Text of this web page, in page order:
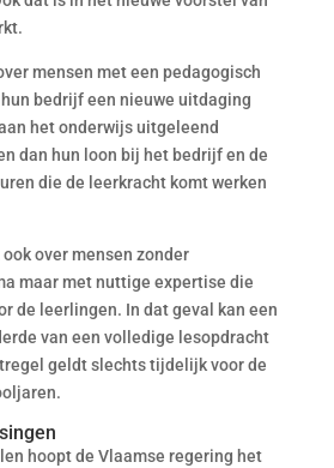
mensen met een pedagogisch
bedrijf een nieuwe uitdaging
het onderwijs uitgeleend
dan hun loon bij het bedrijf en de
die de leerkracht komt werken
over mensen zonder
maar met nuttige expertise die
de leerlingen. In dat geval kan een
van een volledige lesopdracht
geldt slechts tijdelijk voor de
hoopt de Vlaamse regering het